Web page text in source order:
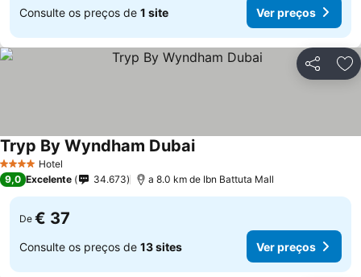
Consulte os preços de 1 site Ver preços
Partilhar
4 EstrelasHotel
Tryp By Wyndham Dubai
9,0 Excelente 34.673 a 8.0 km de Ibn Battuta Mall
De € 37
Consulte os preços de 13 sites Ver preços